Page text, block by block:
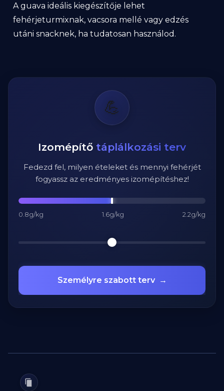
A guava ideális kiegészítője lehet
fehérjeturmixnak, vacsora mellé vagy edzés
utáni snacknek, ha tudatosan használod.
💪
Izomépítő táplálkozási terv
Fedezd fel, milyen ételeket és mennyi fehérjét
fogyassz az eredményes izomépítéshez!
0.8g/kg 1.6g/kg 2.2g/kg
Személyre szabott terv →